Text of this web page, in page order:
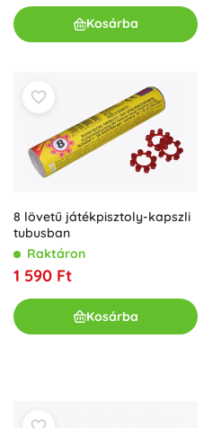
Kosárba
8 lövetű játékpisztoly-kapszli
tubusban
Raktáron
1 590 Ft
Kosárba